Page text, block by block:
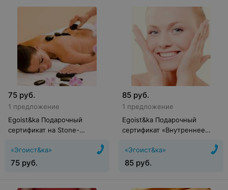
75 руб.
1 предложение
Egoist&ka Подарочный
сертификат на Stone-
«Эгоист&ка»
75 руб.
85 руб.
1 предложение
Egoist&ka Подарочный
сертификат «Внутреннее
«Эгоист&ка»
85 руб.